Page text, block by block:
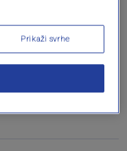
Prikaži svrhe